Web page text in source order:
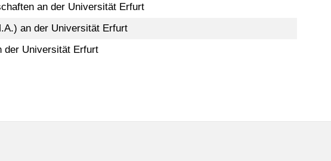
an der Universität Erfurt
an der Universität Erfurt
der Universität Erfurt